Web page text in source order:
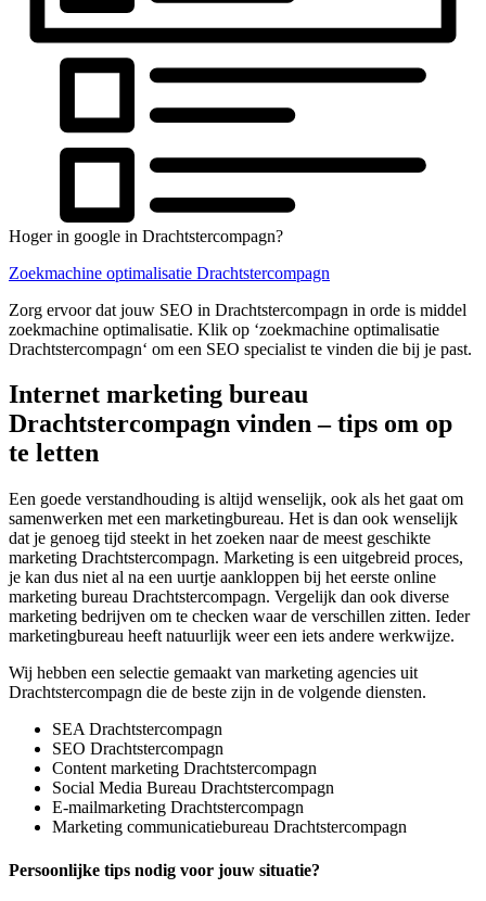
Hoger in google in Drachtstercompagn?
Zoekmachine optimalisatie Drachtstercompagn
Zorg ervoor dat jouw SEO in Drachtstercompagn in orde is middel
zoekmachine optimalisatie. Klik op ‘zoekmachine optimalisatie
Drachtstercompagn‘ om een SEO specialist te vinden die bij je past.
Internet marketing bureau
Drachtstercompagn vinden – tips om op
te letten
Een goede verstandhouding is altijd wenselijk, ook als het gaat om
samenwerken met een marketingbureau. Het is dan ook wenselijk
dat je genoeg tijd steekt in het zoeken naar de meest geschikte
marketing Drachtstercompagn. Marketing is een uitgebreid proces,
je kan dus niet al na een uurtje aankloppen bij het eerste online
marketing bureau Drachtstercompagn. Vergelijk dan ook diverse
marketing bedrijven om te checken waar de verschillen zitten. Ieder
marketingbureau heeft natuurlijk weer een iets andere werkwijze.
Wij hebben een selectie gemaakt van marketing agencies uit
Drachtstercompagn die de beste zijn in de volgende diensten.
SEA Drachtstercompagn
SEO Drachtstercompagn
Content marketing Drachtstercompagn
Social Media Bureau Drachtstercompagn
E-mailmarketing Drachtstercompagn
Marketing communicatiebureau Drachtstercompagn
Persoonlijke tips nodig voor jouw situatie?